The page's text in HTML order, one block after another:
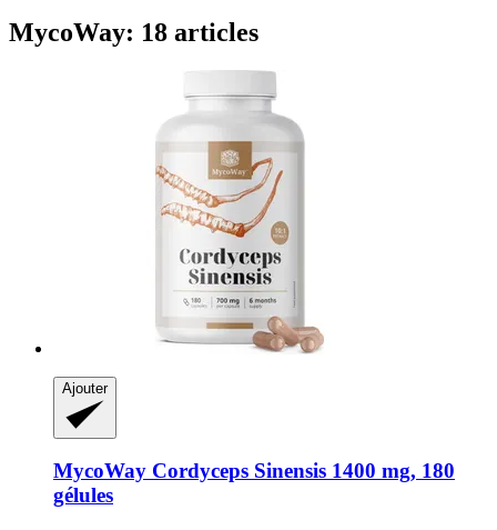
MycoWay: 18 articles
Ajouter
MycoWay Cordyceps Sinensis 1400 mg, 180
gélules